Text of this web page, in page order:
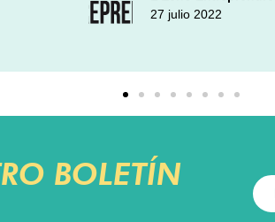
27 julio 2022
BOLETÍN